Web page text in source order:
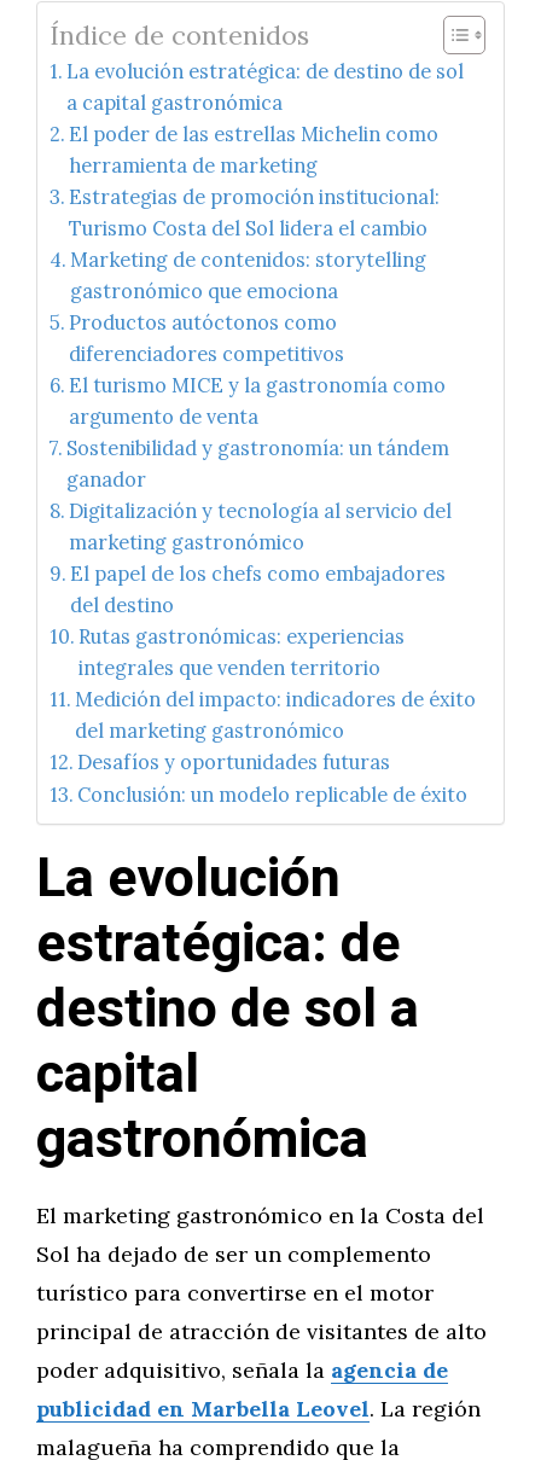
Índice de contenidos
La evolución estratégica: de destino de sol
a capital gastronómica
El poder de las estrellas Michelin como
herramienta de marketing
Estrategias de promoción institucional:
Turismo Costa del Sol lidera el cambio
Marketing de contenidos: storytelling
gastronómico que emociona
Productos autóctonos como
diferenciadores competitivos
El turismo MICE y la gastronomía como
argumento de venta
Sostenibilidad y gastronomía: un tándem
ganador
Digitalización y tecnología al servicio del
marketing gastronómico
El papel de los chefs como embajadores
del destino
Rutas gastronómicas: experiencias
integrales que venden territorio
Medición del impacto: indicadores de éxito
del marketing gastronómico
Desafíos y oportunidades futuras
Conclusión: un modelo replicable de éxito
La evolución
estratégica: de
destino de sol a
capital
gastronómica
El marketing gastronómico en la Costa del
Sol ha dejado de ser un complemento
turístico para convertirse en el motor
principal de atracción de visitantes de alto
poder adquisitivo, señala la agencia de
publicidad en Marbella Leovel. La región
malagueña ha comprendido que la